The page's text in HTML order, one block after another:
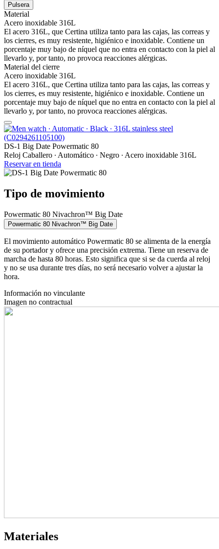
Pulsera
Material
Acero inoxidable 316L
El acero 316L, que Certina utiliza tanto para las cajas, las correas y
los cierres, es muy resistente, higiénico e inoxidable. Contiene un
porcentaje muy bajo de níquel que no entra en contacto con la piel al
llevarlo y, por tanto, no provoca reacciones alérgicas.
Material del cierre
Acero inoxidable 316L
El acero 316L, que Certina utiliza tanto para las cajas, las correas y
los cierres, es muy resistente, higiénico e inoxidable. Contiene un
porcentaje muy bajo de níquel que no entra en contacto con la piel al
llevarlo y, por tanto, no provoca reacciones alérgicas.
DS-1 Big Date Powermatic 80
Reloj Caballero ∙ Automático ∙ Negro ∙ Acero inoxidable 316L
Reservar en tienda
Tipo de movimiento
Powermatic 80 Nivachron™ Big Date
Powermatic 80 Nivachron™ Big Date
El movimiento automático Powermatic 80 se alimenta de la energía
de su portador y ofrece una precisión extrema. Tiene un reserva de
marcha de hasta 80 horas. Esto significa que si se da cuerda al reloj
y no se usa durante tres días, no será necesario volver a ajustar la
hora.
Información no vinculante
Imagen no contractual
Materiales